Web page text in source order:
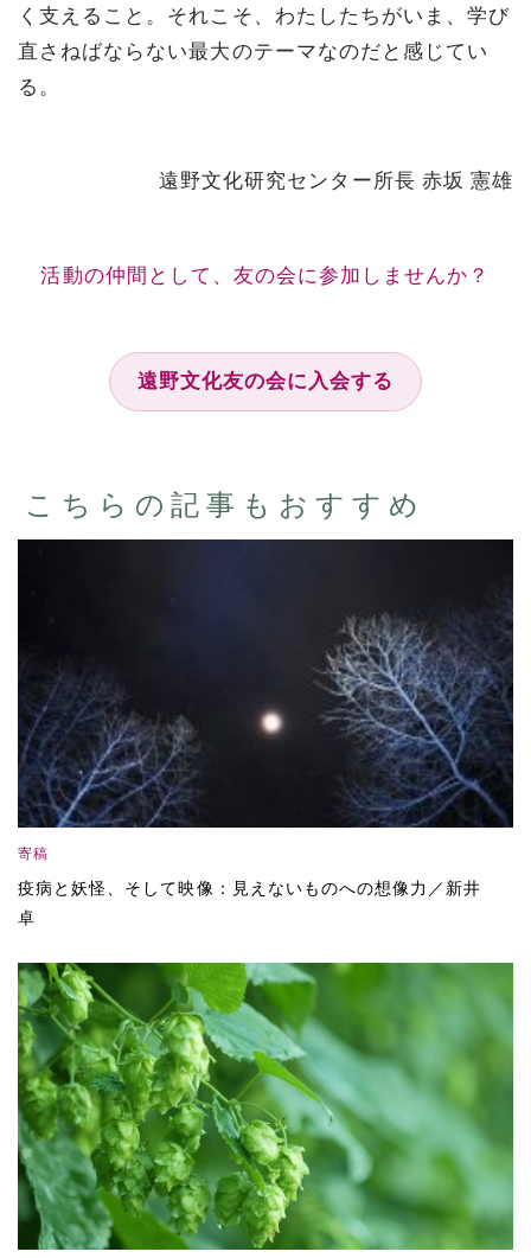
く支えること。それこそ、わたしたちがいま、学び
直さねばならない最大のテーマなのだと感じてい
る。
遠野文化研究センター所長 赤坂 憲雄
活動の仲間として、友の会に参加しませんか？
遠野文化友の会に入会する
こちらの記事もおすすめ
寄稿
疫病と妖怪、そして映像：見えないものへの想像力／新井
卓